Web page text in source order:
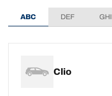
ABC DEF GHI
Clio